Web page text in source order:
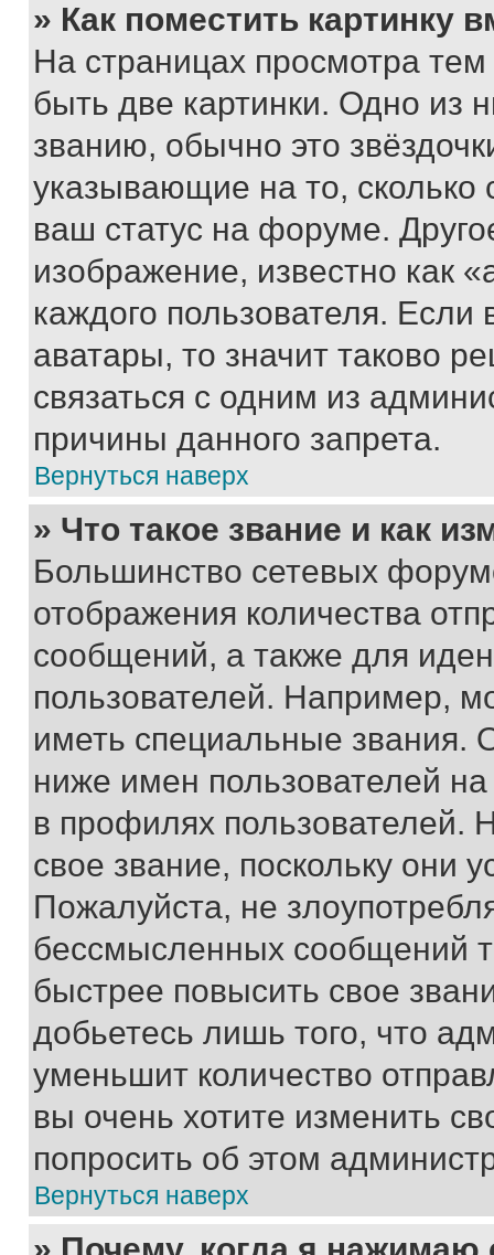
» Как поместить картинку
На страницах просмотра
быть две картинки. Одно из
званию, обычно это
указывающие на то,
ваш статус на форуме.
изображение, известно как
каждого пользователя.
аватары, то значит таково
связаться с одним из
причины данного запрета.
Вернуться наверх
» Что такое звание и как
Большинство сетевых
отображения количества
сообщений, а также для
пользователей. Например,
иметь специальные звания.
ниже имен пользователей
в профилях
свое звание, поскольку они
Пожалуйста, не
бессмысленных сообщений
быстрее повысить свое
добьетесь лишь того, что
уменьшит количество
вы очень хотите изменить
попросить об этом
Вернуться наверх